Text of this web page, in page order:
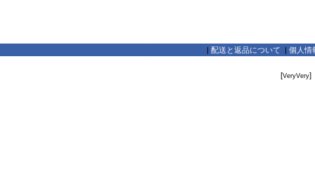
| 配送と返品について | 個人情
[VeryVery]